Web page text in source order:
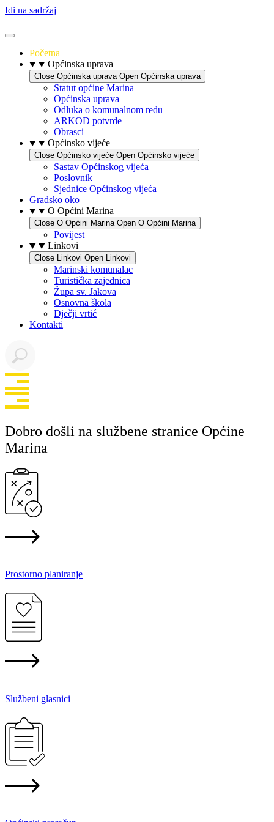
Idi na sadržaj
Početna
Općinska uprava
Close Općinska uprava Open Općinska uprava
Statut općine Marina
Općinska uprava
Odluka o komunalnom redu
ARKOD potvrde
Obrasci
Općinsko vijeće
Close Općinsko vijeće Open Općinsko vijeće
Sastav Općinskog vijeća
Poslovnik
Sjednice Općinskog vijeća
Gradsko oko
O Općini Marina
Close O Općini Marina Open O Općini Marina
Povijest
Linkovi
Close Linkovi Open Linkovi
Marinski komunalac
Turistička zajednica
Župa sv. Jakova
Osnovna škola
Dječji vrtić
Kontakti
Dobro došli na službene stranice Općine
Marina
Prostorno planiranje
Službeni glasnici